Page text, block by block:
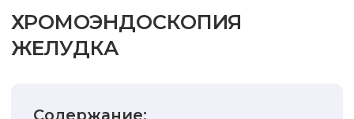
ХРОМОЭНДОСКОПИЯ
ЖЕЛУДКА